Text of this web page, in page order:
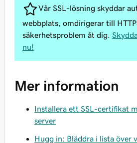
Vår SSL-lösning skyddar
webbplats, omdirigerar till
säkerhetsproblem åt dig.
nu!
Mer information
Installera ett SSL-certifikat
server
Hugg in: Bläddra i lista över